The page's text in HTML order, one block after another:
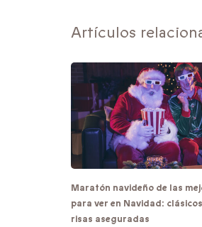
Artículos
Maratón navideño de las
para ver en Navidad:
risas aseguradas